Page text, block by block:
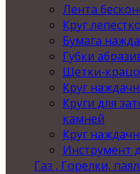
Лента
Круг
Бумага
Губки
Щетки-
Круг
Круги для
камней
Круг
Инструмент
Газ , Горелки,